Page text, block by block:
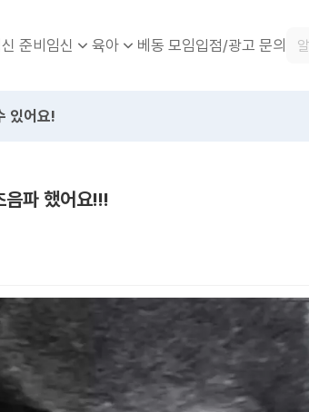
준비임신 육아 베동 모임입점/광고 문의
있어요!
음파 했어요!!!